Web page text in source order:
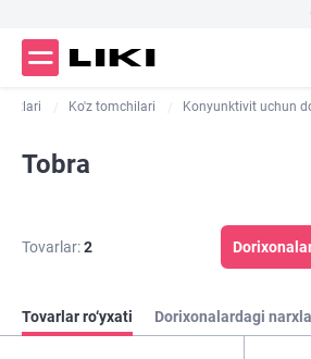
Ko'z tomchilari Konyunktivit uchun
Tobra
Tovarlar:2
Tovarlar ro‘yxati Dorixonalardagi